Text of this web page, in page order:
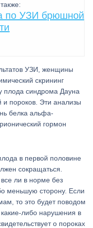
по УЗИ брюшной
УЗИ, женщины
скрининг
плода синдрома Дауна
и пороков. Эти анализы
белка альфа-
гормон
в первой половине
сокращаться.
ли в норме без
меньшую сторону. Если
то это будет поводом
какие-либо нарушения в
о пороках